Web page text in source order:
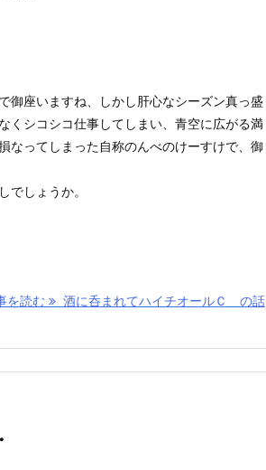
御座いますね、しかし肝心なシーズン真っ盛
くシコシコ仕事してしまい、青空に広がる満
なってしまった自称のんべのけーすけで、御
でしょうか。
を読む 酒に呑まれてハイチオールＣ の話